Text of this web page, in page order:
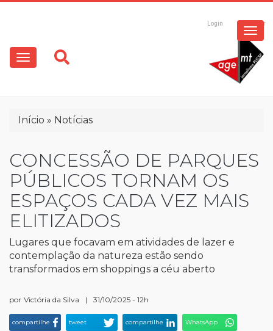
conteúdo
principal
Login Registrar
Main
navigation
Trilha
navegação
Início Notícias
CONCESSÃO DE PARQUES
PÚBLICOS TORNAM OS
ESPAÇOS CADA VEZ MAIS
ELITIZADOS
Lugares que focavam em atividades de lazer e
contemplação da natureza estão sendo
transformados em shoppings a céu aberto
por Victória da Silva | 31/10/2025 - 12h
compartilhe tweet compartilhe WhatsApp